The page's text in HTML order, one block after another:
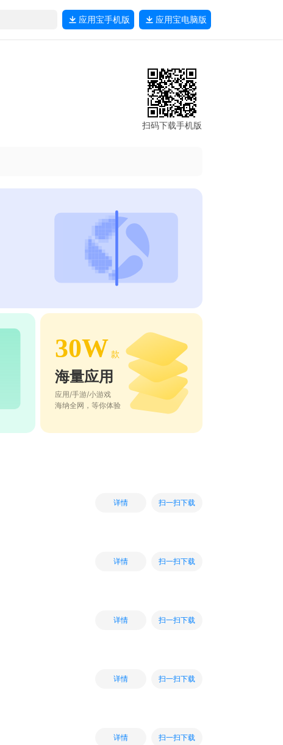
应用宝手机版 应用宝电脑版
扫码下载手机版
30W 款
海量应用
应用/手游/小游戏
海纳全网，等你体验
详情 扫一扫下载
详情 扫一扫下载
详情 扫一扫下载
详情 扫一扫下载
详情 扫一扫下载